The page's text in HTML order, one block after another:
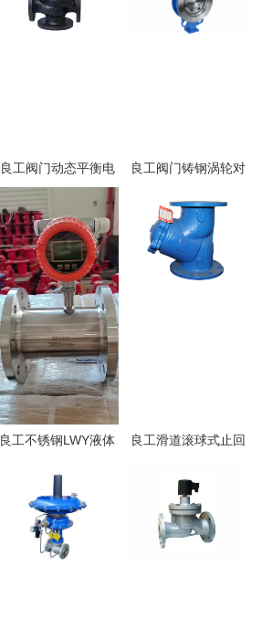
良工阀门动态平衡电
动二通阀
良工阀门铸钢涡轮对
D373H-16C
良工不锈钢LWY液体
良工滑道滚球式止回